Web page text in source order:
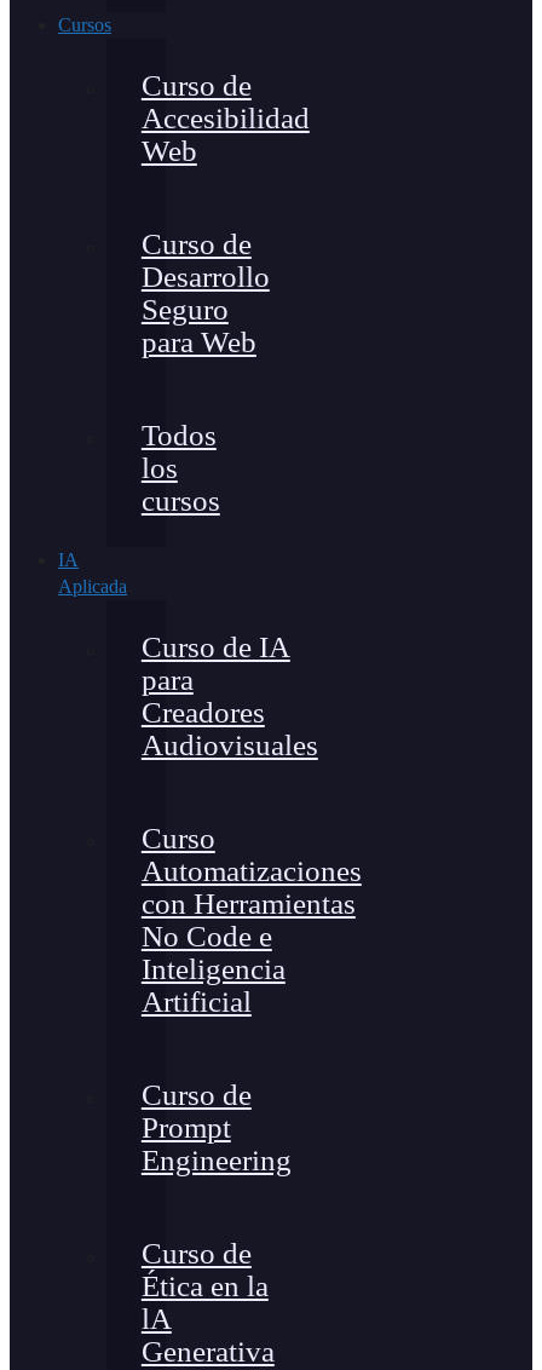
Cursos
Curso de
Accesibilidad
Web
Curso de
Desarrollo
Seguro
para Web
Todos
los
cursos
IA
Aplicada
Curso de IA
para
Creadores
Audiovisuales
Curso
Automatizaciones
con Herramientas
No Code e
Inteligencia
Artificial
Curso de
Prompt
Engineering
Curso de
Ética en la
lA
Generativa